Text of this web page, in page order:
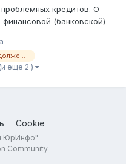
кредитов. О
(банковской)
по взысканию
в финансовой
проблемные кредиты взыскание задолженности
(и еще 2 )
Cookie
ЮрИнфо"
Community